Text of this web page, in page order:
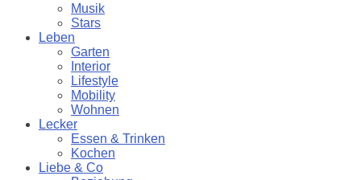
Musik
Stars
Leben
Garten
Interior
Lifestyle
Mobility
Wohnen
Lecker
Essen & Trinken
Kochen
Liebe & Co